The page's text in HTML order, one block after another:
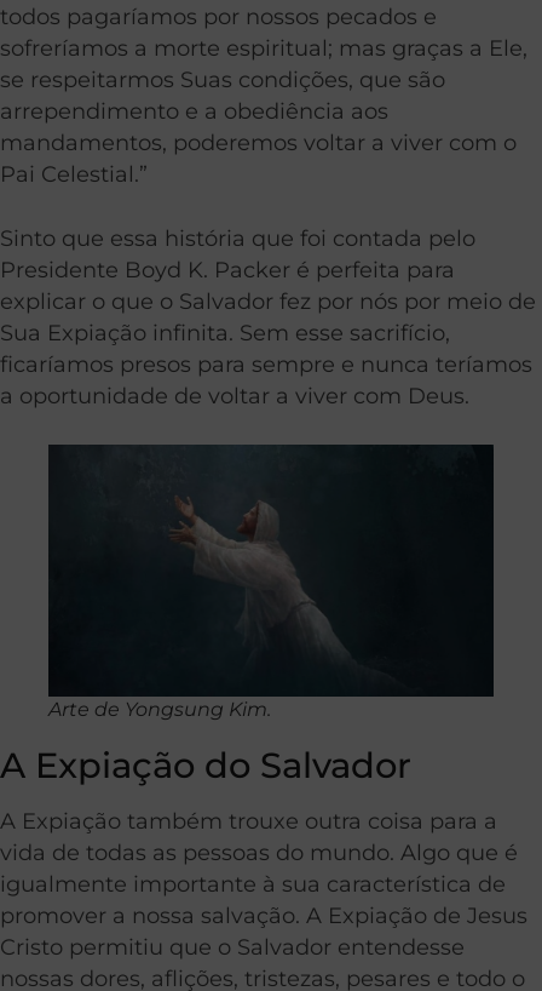
todos pagaríamos por nossos pecados e
sofreríamos a morte espiritual; mas graças a Ele,
se respeitarmos Suas condições, que são
arrependimento e a obediência aos
mandamentos, poderemos voltar a viver com o
Pai Celestial.”
Sinto que essa história que foi contada pelo
Presidente Boyd K. Packer é perfeita para
explicar o que o Salvador fez por nós por meio de
Sua Expiação infinita. Sem esse sacrifício,
ficaríamos presos para sempre e nunca teríamos
a oportunidade de voltar a viver com Deus.
Arte de Yongsung Kim.
A Expiação do Salvador
A Expiação também trouxe outra coisa para a
vida de todas as pessoas do mundo. Algo que é
igualmente importante à sua característica de
promover a nossa salvação. A Expiação de Jesus
Cristo permitiu que o Salvador entendesse
nossas dores, aflições, tristezas, pesares e todo o